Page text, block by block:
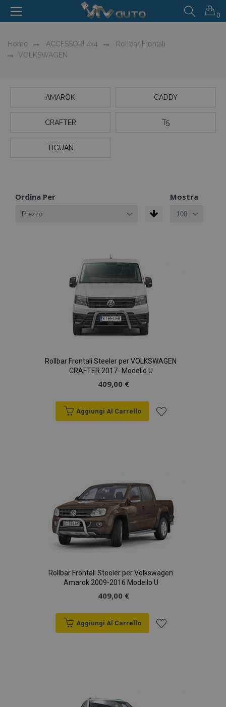
0
Home ACCESSORI 4x4
Rollbar Frontali
VOLKSWAGEN
AMAROK CADDY
CRAFTER T5
TIGUAN
Ordina Per Mostra
Rollbar Frontali Steeler per VOLKSWAGEN
CRAFTER 2017- Modello U
409,00 €
Aggiungi Al Carrello
desideri
Rollbar Frontali Steeler per Volkswagen
Amarok 2009-2016 Modello U
409,00 €
Aggiungi Al Carrello